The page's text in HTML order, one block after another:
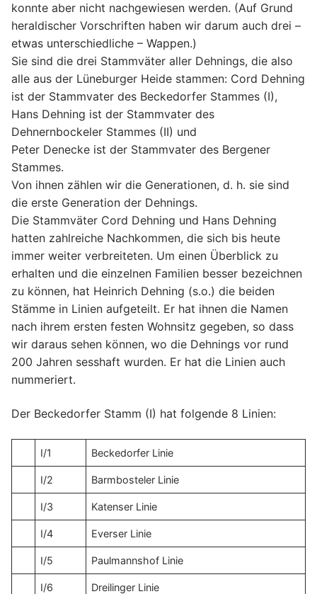
konnte aber nicht nachgewiesen werden. (Auf Grund
heraldischer Vorschriften haben wir darum auch drei –
etwas unterschiedliche – Wappen.)
Sie sind die drei Stammväter aller Dehnings, die also
alle aus der Lüneburger Heide stammen: Cord Dehning
ist der Stammvater des Beckedorfer Stammes (I),
Hans Dehning ist der Stammvater des
Dehnernbockeler Stammes (II) und
Peter Denecke ist der Stammvater des Bergener
Stammes.
Von ihnen zählen wir die Generationen, d. h. sie sind
die erste Generation der Dehnings.
Die Stammväter Cord Dehning und Hans Dehning
hatten zahlreiche Nachkommen, die sich bis heute
immer weiter verbreiteten. Um einen Überblick zu
erhalten und die einzelnen Familien besser bezeichnen
zu können, hat Heinrich Dehning (s.o.) die beiden
Stämme in Linien aufgeteilt. Er hat ihnen die Namen
nach ihrem ersten festen Wohnsitz gegeben, so dass
wir daraus sehen können, wo die Dehnings vor rund
200 Jahren sesshaft wurden. Er hat die Linien auch
nummeriert.
Der Beckedorfer Stamm (I) hat folgende 8 Linien:
I/1 Beckedorfer Linie
I/2 Barmbosteler Linie
I/3 Katenser Linie
I/4 Everser Linie
I/5 Paulmannshof Linie
I/6 Dreilinger Linie